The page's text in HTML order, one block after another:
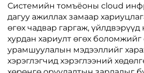
Системийн томъёоны cloud
дагуу ажиллах замаар
өгөх чадвар гаргаж,
хурдан хариулт өгөх боломжийг
урамшуулалын мэдээллийг
хэрэглэгчид хэрэглээний